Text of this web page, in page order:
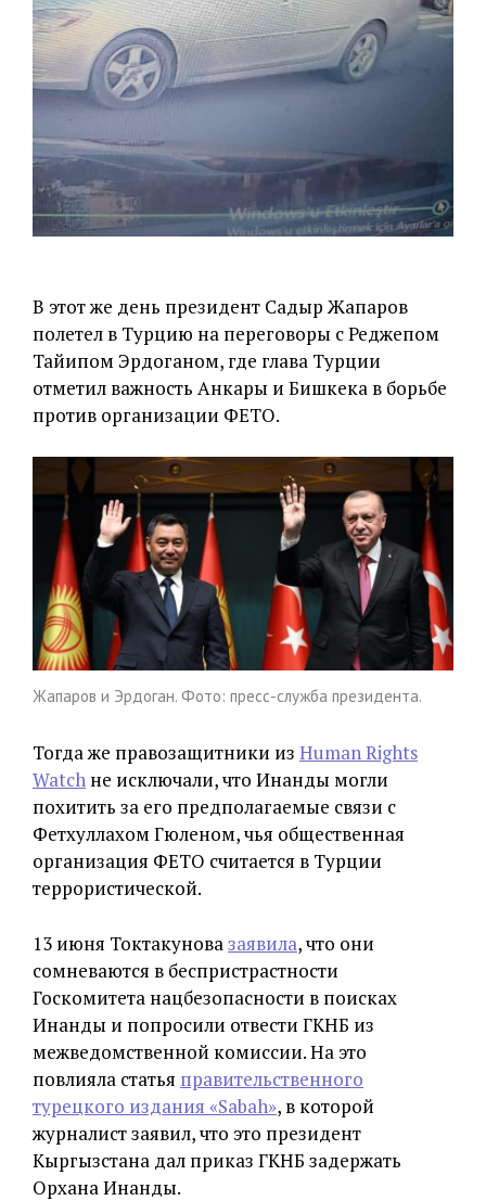
В этот же день президент Садыр Жапаров
полетел в Турцию на переговоры с Реджепом
Тайипом Эрдоганом, где глава Турции
отметил важность Анкары и Бишкека в борьбе
против организации ФЕТО.
Жапаров и Эрдоган. Фото: пресс-служба президента.
Тогда же правозащитники из Human Rights
Watch не исключали, что Инанды могли
похитить за его предполагаемые связи с
Фетхуллахом Гюленом, чья общественная
организация ФЕТО считается в Турции
террористической.
13 июня Токтакуновазаявила, что они
сомневаются в беспристрастности
Госкомитета нацбезопасности в поисках
Инанды и попросили отвести ГКНБ из
межведомственной комиссии. На это
повлияла статья правительственного
турецкого издания «Sabah», в которой
журналист заявил, что это президент
Кыргызстана дал приказ ГКНБ задержать
Орхана Инанды.